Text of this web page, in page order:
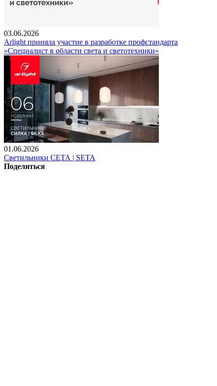
03.06.2026
Arlight приняла участие в разработке профстандарта
«Специалист в области света и светотехники»
01.06.2026
Светильники СЕТА | SETA
Поделиться